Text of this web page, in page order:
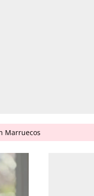
Marruecos